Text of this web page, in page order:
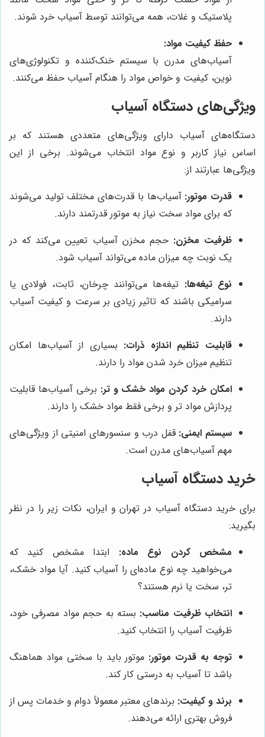
پلاستیک و غلات، همه می‌توانند توسط آسیاب خرد شوند.
حفظ کیفیت مواد:
آسیاب‌های مدرن با سیستم خنک‌کننده و تکنولوژی‌های
نوین، کیفیت و خواص مواد را هنگام آسیاب حفظ می‌کنند.
ویژگی‌های دستگاه آسیاب
دستگاه‌های آسیاب دارای ویژگی‌های متعددی هستند که بر
اساس نیاز کاربر و نوع مواد انتخاب می‌شوند. برخی از این
ویژگی‌ها عبارتند از:
قدرت موتور: آسیاب‌ها با قدرت‌های مختلف تولید می‌شوند
که برای مواد سخت نیاز به موتور قدرتمند دارند.
ظرفیت مخزن: حجم مخزن آسیاب تعیین می‌کند که در
یک نوبت چه میزان ماده می‌تواند آسیاب شود.
نوع تیغه‌ها: تیغه‌ها می‌توانند چرخان، ثابت، فولادی یا
سرامیکی باشند که تاثیر زیادی بر سرعت و کیفیت آسیاب
دارند.
قابلیت تنظیم اندازه ذرات: بسیاری از آسیاب‌ها امکان
تنظیم میزان خرد شدن مواد را دارند.
امکان خرد کردن مواد خشک و تر: برخی آسیاب‌ها قابلیت
پردازش مواد تر و برخی فقط مواد خشک را دارند.
سیستم ایمنی: قفل درب و سنسورهای امنیتی از ویژگی‌های
مهم آسیاب‌های مدرن است.
خرید دستگاه آسیاب
برای خرید دستگاه آسیاب در تهران و ایران، نکات زیر را در نظر
بگیرید:
مشخص کردن نوع ماده: ابتدا مشخص کنید که
می‌خواهید چه نوع ماده‌ای را آسیاب کنید. آیا مواد خشک،
تر، سخت یا نرم هستند؟
انتخاب ظرفیت مناسب: بسته به حجم مواد مصرفی خود،
ظرفیت آسیاب را انتخاب کنید.
توجه به قدرت موتور: موتور باید با سختی مواد هماهنگ
باشد تا آسیاب به درستی کار کند.
برند و کیفیت: برندهای معتبر معمولاً دوام و خدمات پس از
فروش بهتری ارائه می‌دهند.